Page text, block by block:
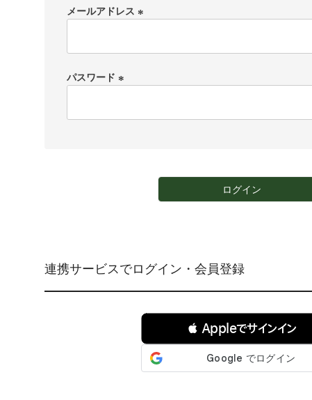
メールアドレス
パスワード
ログイン
連携サービスでログイン・会員登録
 Appleでサインイン